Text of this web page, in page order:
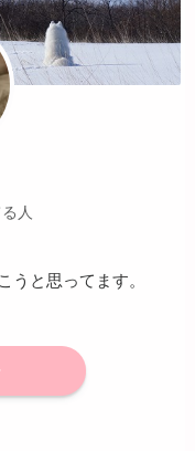
人
うと思ってます。